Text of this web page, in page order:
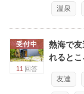
温泉
受付中
11 回答
熱海で
れるとこ
友達